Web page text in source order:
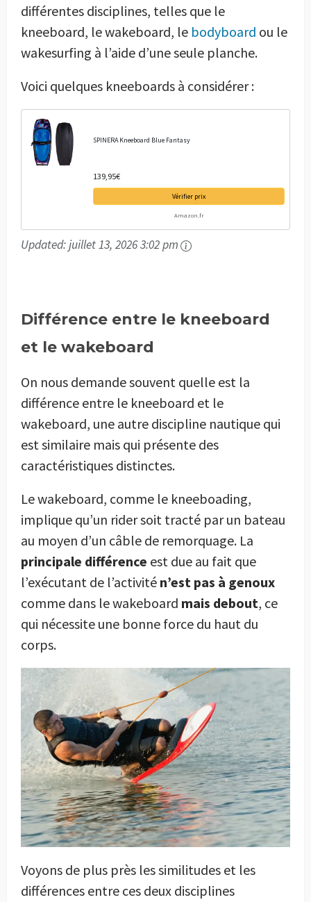
différentes disciplines, telles que le
kneeboard, le wakeboard, le bodyboard ou le
wakesurfing à l’aide d’une seule planche.
Voici quelques kneeboards à considérer :
SPINERA Kneeboard Blue Fantasy
139,95€
Vérifier prix
Amazon.fr
Updated:juillet 13, 2026 3:02 pm
Différence entre le kneeboard
et le wakeboard
On nous demande souvent quelle est la
différence entre le kneeboard et le
wakeboard, une autre discipline nautique qui
est similaire mais qui présente des
caractéristiques distinctes.
Le wakeboard, comme le kneeboading,
implique qu’un rider soit tracté par un bateau
au moyen d’un câble de remorquage. La
principale différence est due au fait que
l’exécutant de l’activité n’est pas à genoux
comme dans le wakeboard mais debout, ce
qui nécessite une bonne force du haut du
corps.
Voyons de plus près les similitudes et les
différences entre ces deux disciplines